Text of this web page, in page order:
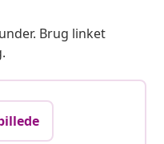
Brug linket